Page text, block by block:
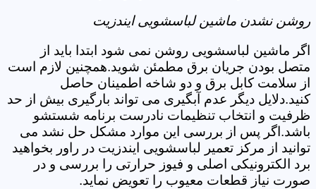
روشن نشدن ماشین لباسشویی ایندزیت
اگر ماشین لباسشویی روشن نمی شود ابتدا باید از
متصل بودن جریان برق مطمئن شوید.همچنین لازم است
از سلامت کابل برق و دو شاخه اطمینان حاصل
کنید.دلایل دیگر عدم آبگیری می تواند بارگیری بیش از حد
ظرفیت و انتخاب تنظیمات نادرست برنامه شستشو
باشد.اگر پس از بررسی این موارد مشکل حل نشد می
توانید از مرکز تعمیر لباسشویی ایندزیت در راور بخواهید
برد الکترونیکی اصلی و فیوز حرارتی را بررسی و در
صورت نیاز قطعات معیوب را تعویض نماید.